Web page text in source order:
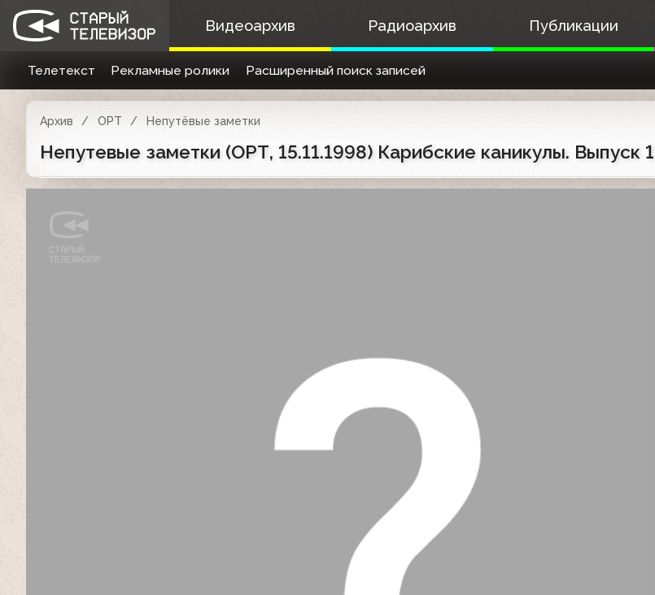
Видеоархив Радиоархив Публикации
Телетекст Рекламные ролики Расширенный поиск записей
Архив ОРТ Непутёвые заметки
Непутевые заметки (ОРТ, 15.11.1998) Карибские каникулы. Выпуск 1